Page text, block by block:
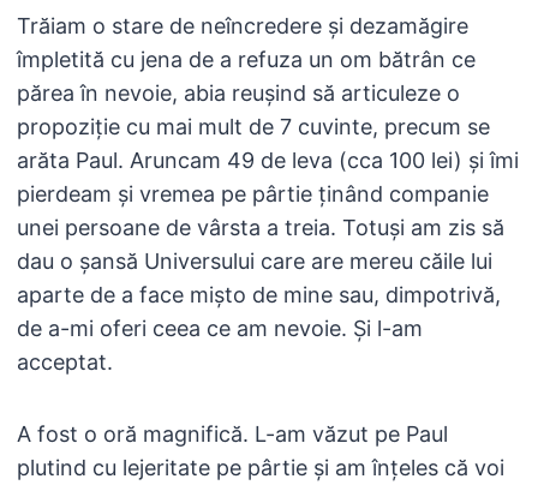
Trăiam o stare de neîncredere și dezamăgire
împletită cu jena de a refuza un om bătrân ce
părea în nevoie, abia reușind să articuleze o
propoziție cu mai mult de 7 cuvinte, precum se
arăta Paul. Aruncam 49 de leva (cca 100 lei) și îmi
pierdeam și vremea pe pârtie ținând companie
unei persoane de vârsta a treia. Totuși am zis să
dau o șansă Universului care are mereu căile lui
aparte de a face mișto de mine sau, dimpotrivă,
de a-mi oferi ceea ce am nevoie. Și l-am
acceptat.
A fost o oră magnifică. L-am văzut pe Paul
plutind cu lejeritate pe pârtie și am înțeles că voi